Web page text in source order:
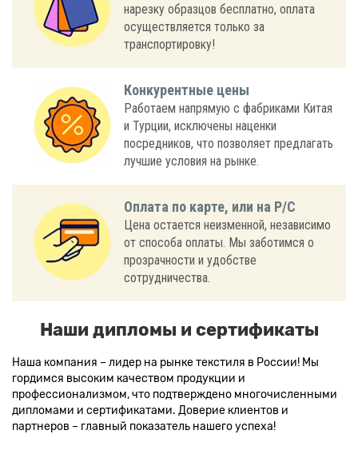
нарезку образцов бесплатно, оплата
осуществляется только за
транспортировку!
Конкурентные цены
Работаем напрямую с фабриками Китая
и Турции, исключены наценки
посредников, что позволяет предлагать
лучшие условия на рынке.
Оплата по карте, или на Р/С
Цена остается неизменной, независимо
от способа оплаты. Мы заботимся о
прозрачности и удобстве
сотрудничества.
Наши дипломы и сертификаты
Наша компания – лидер на рынке текстиля в России! Мы
гордимся высоким качеством продукции и
профессионализмом, что подтверждено многочисленными
дипломами и сертификатами. Доверие клиентов и
партнеров – главный показатель нашего успеха!